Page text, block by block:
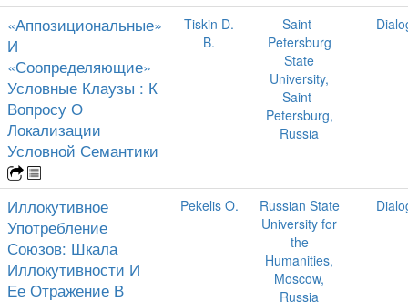
«Аппозициональные»
И
«Соопределяющие»
Условные Клаузы : К
Вопросу О
Локализации
Условной Семантики
Tiskin D.
B.
Saint-
Petersburg
State
University,
Saint-
Petersburg,
Russia
Иллокутивное
Употребление
Союзов: Шкала
Иллокутивности И
Ее Отражение В
Pekelis O.
Russian State
University for
the
Humanities,
Moscow,
Russia